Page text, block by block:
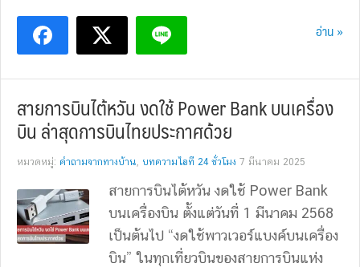
อ่าน »
สายการบินไต้หวัน งดใช้ Power Bank บนเครื่อง
บิน ล่าสุดการบินไทยประกาศด้วย
หมวดหมู่: คำถามจากทางบ้าน, บทความไอที 24 ชั่วโมง 7 มีนาคม 2025
สายการบินไต้หวัน งดใช้ Power Bank
บนเครื่องบิน ตั้งแต่วันที่ 1 มีนาคม 2568
เป็นต้นไป “งดใช้พาวเวอร์แบงค์บนเครื่อง
บิน” ในทุกเที่ยวบินของสายการบินแห่ง